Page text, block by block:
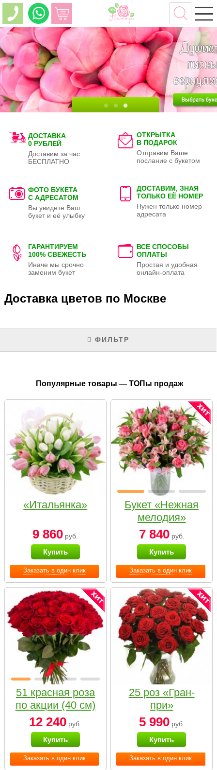
ДОСТАВКА
0 РУБЛЕЙ
Доставим за час
БЕСПЛАТНО
ОТКРЫТКА
В ПОДАРОК
Отправим Ваше
послание с букетом
ФОТО БУКЕТА
С АДРЕСАТОМ
Вы увидете Ваш
букет и её улыбку
ДОСТАВИМ, ЗНАЯ
ТОЛЬКО ЕЁ НОМЕР
Нужен только номер
адресата
ГАРАНТИРУЕМ
100% СВЕЖЕСТЬ
Иначе мы срочно
заменим букет
ВСЕ СПОСОБЫ
ОПЛАТЫ
Простая и удобная
онлайн-оплата
Доставка цветов по Москве
ФИЛЬТР
Популярные товары — ТОПы продаж
Заказать в один клик
«Итальянка»
9 860 руб.
Купить
Заказать в один клик
Букет «Нежная
мелодия»
7 840руб.
Купить
Заказать в один клик
51 красная роза
по акции (40 см)
12 240 руб.
Купить
Заказать в один клик
25 роз «Гран-
при»
5 990руб.
Купить